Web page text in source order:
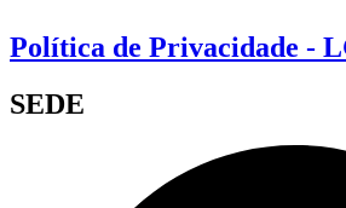
Política de Privacidade -
SEDE